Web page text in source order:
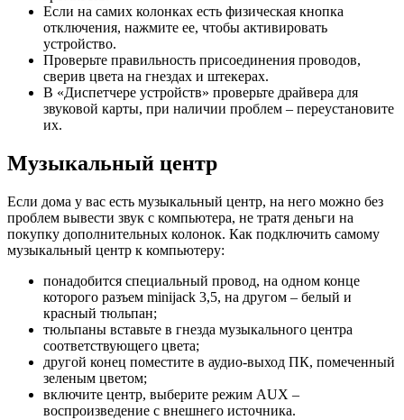
Если на самих колонках есть физическая кнопка
отключения, нажмите ее, чтобы активировать
устройство.
Проверьте правильность присоединения проводов,
сверив цвета на гнездах и штекерах.
В «Диспетчере устройств» проверьте драйвера для
звуковой карты, при наличии проблем – переустановите
их.
Музыкальный центр
Если дома у вас есть музыкальный центр, на него можно без
проблем вывести звук с компьютера, не тратя деньги на
покупку дополнительных колонок. Как подключить самому
музыкальный центр к компьютеру:
понадобится специальный провод, на одном конце
которого разъем minijack 3,5, на другом – белый и
красный тюльпан;
тюльпаны вставьте в гнезда музыкального центра
соответствующего цвета;
другой конец поместите в аудио-выход ПК, помеченный
зеленым цветом;
включите центр, выберите режим AUX –
воспроизведение с внешнего источника.